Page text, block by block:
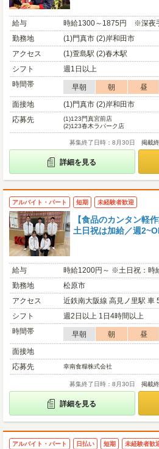
給与
時給1300～1875円 ※深夜
勤務地
(1)門真市 (2)岸和田市
アクセス
(1)萱島駅 (2)春木駅
シフト
週1日以上
時間帯
早朝 朝 昼
面接地
(1)門真市 (2)岸和田市
応募先
(1)123門真宮前店
(2)123春木ラパーク店
募集終了日時：8月30日 掲載
詳細を見る
アルバイト・パート 短期 未経験者歓迎
【食品のカンタン
土日祝は加給／週
給与
時給1200円～ ※土日祝：時
勤務地
松原市
アクセス
近鉄南大阪線 高見ノ里駅 車
シフト
週2日以上 1日4時間以上
時間帯
早朝 朝 昼
面接地
応募先
幸南食糧株式会社
募集終了日時：8月30日 掲載
詳細を見る
アルバイト・パート 日払い 短期 未経験者歓